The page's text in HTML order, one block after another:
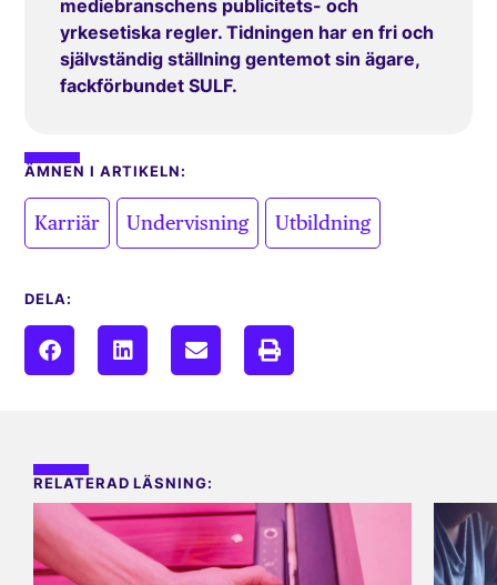
mediebranschens publicitets- och
yrkesetiska regler. Tidningen har en fri och
självständig ställning gentemot sin ägare,
fackförbundet SULF.
ÄMNEN I ARTIKELN:
Karriär Undervisning Utbildning
DELA:
RELATERAD LÄSNING: